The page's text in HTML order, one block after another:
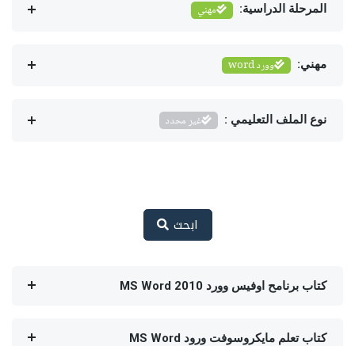
المرحلة الدراسية: مهني
مهني: وورد word
نوع الملف التعليمي : غير محدد
ابحث
كتاب برنامح اوفيس وورد 2010 MS Word
كتاب تعلم مايكروسوفت ورود MS Word